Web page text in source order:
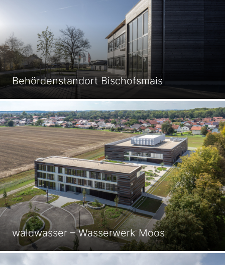
Behördenstandort Bischofsmais
waldwasser – Wasserwerk Moos